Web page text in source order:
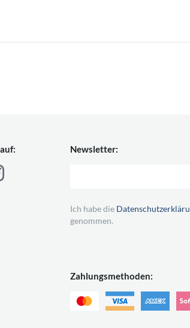
Newsletter:
Ich habe die
genommen.
Zahlungsmethoden: